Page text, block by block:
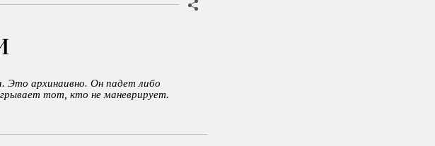
Это архинаивно. Он падет либо
тот, кто не маневрирует.